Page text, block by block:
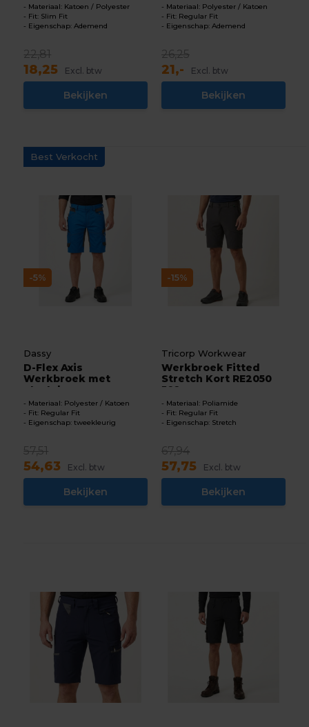
Materiaal: Katoen / Polyester
Fit: Slim Fit
Eigenschap: Ademend
22,81
18,25 Excl. btw
Bekijken
Materiaal: Polyester / Katoen
Fit: Regular Fit
Eigenschap: Ademend
26,25
21,- Excl. btw
Bekijken
-5%
Dassy
D-Flex Axis
Werkbroek met
stretch
Materiaal: Polyester / Katoen
Fit: Regular Fit
Eigenschap: tweekleurig
57,51
54,63 Excl. btw
Bekijken
Best Verkocht
-15%
Tricorp Workwear
Werkbroek Fitted
Stretch Kort RE2050
502...
Materiaal: Poliamide
Fit: Regular Fit
Eigenschap: Stretch
67,94
57,75 Excl. btw
Bekijken